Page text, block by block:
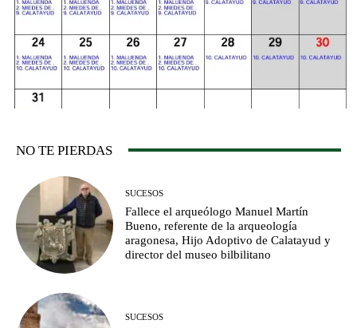
NO TE PIERDAS
SUCESOS
Fallece el arqueólogo Manuel Martín
Bueno, referente de la arqueología
aragonesa, Hijo Adoptivo de Calatayud y
director del museo bilbilitano
SUCESOS